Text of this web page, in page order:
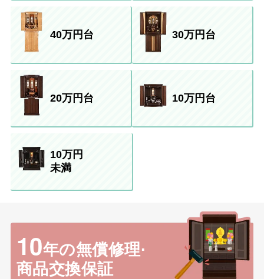
40万円台 30万円台
20万円台 10万円台
10万円
未満
10年の無償修理·
商品交換保証